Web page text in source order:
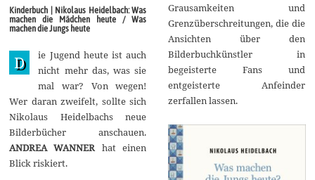
u
s
t
2
0
1
Kinderbuch | Nikolaus Heidelbach: Was
machen die Mädchen heute / Was
machen die Jungs heute
D
ie Jugend heute ist auch
nicht mehr das, was sie
mal war? Von wegen!
Wer daran zweifelt, sollte sich
Nikolaus Heidelbachs neue
Bilderbücher anschauen.
ANDREA WANNER hat einen
Blick riskiert.
Grausamkeiten und
Grenzüberschreitungen, die die
Ansichten über den
Bilderbuchkünstler in
begeisterte Fans und
entgeisterte Anfeinder
zerfallen lassen.